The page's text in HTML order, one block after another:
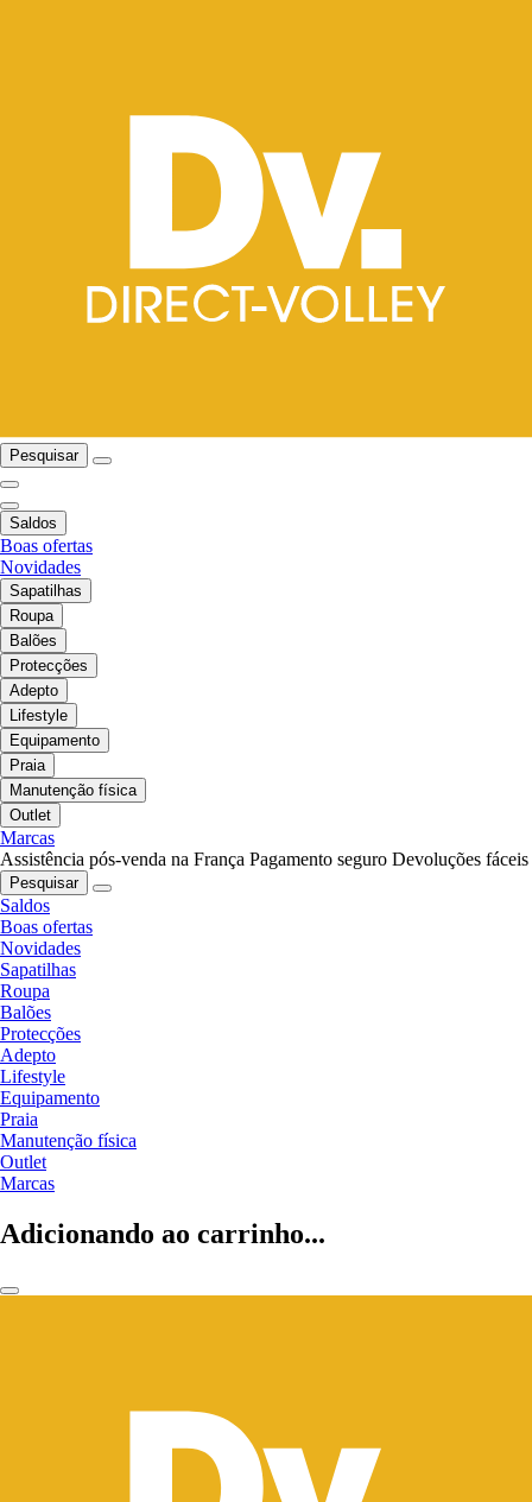
Pesquisar
Saldos
Boas ofertas
Novidades
Sapatilhas
Roupa
Balões
Protecções
Adepto
Lifestyle
Equipamento
Praia
Manutenção física
Outlet
Marcas
Assistência pós-venda na França Pagamento seguro Devoluções fáceis
Pesquisar
Saldos
Boas ofertas
Novidades
Sapatilhas
Roupa
Balões
Protecções
Adepto
Lifestyle
Equipamento
Praia
Manutenção física
Outlet
Marcas
Adicionando ao carrinho...